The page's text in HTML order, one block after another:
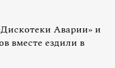
Аварии» и
вместе ездили в